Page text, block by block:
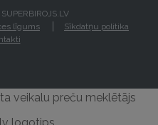
līgums
Sīkdatņu politika